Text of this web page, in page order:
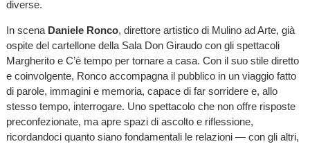
diverse.
In scena Daniele Ronco, direttore artistico di Mulino ad Arte, già
ospite del cartellone della Sala Don Giraudo con gli spettacoli
Margherito e C’è tempo per tornare a casa. Con il suo stile diretto
e coinvolgente, Ronco accompagna il pubblico in un viaggio fatto
di parole, immagini e memoria, capace di far sorridere e, allo
stesso tempo, interrogare. Uno spettacolo che non offre risposte
preconfezionate, ma apre spazi di ascolto e riflessione,
ricordandoci quanto siano fondamentali le relazioni — con gli altri,